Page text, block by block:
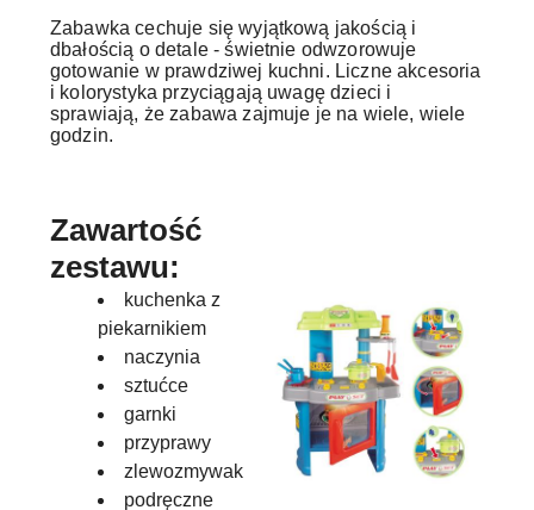
Zabawka cechuje się wyjątkową jakością i
dbałością o detale - świetnie odwzorowuje
gotowanie w prawdziwej kuchni. Liczne akcesoria
i kolorystyka przyciągają uwagę dzieci i
sprawiają, że zabawa zajmuje je na wiele, wiele
godzin.
Zawartość
zestawu:
kuchenka z
piekarnikiem
naczynia
sztućce
garnki
przyprawy
zlewozmywak
podręczne